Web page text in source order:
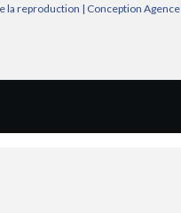
la reproduction | Conception Agence